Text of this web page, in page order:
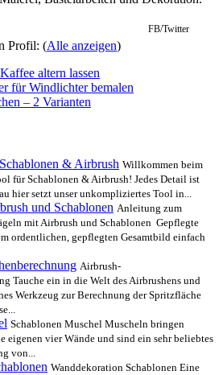
FB/Twitter
Profil: (Alle anzeigen)
altern lassen
für Windlichter bemalen
– 2 Varianten
& Airbrush Willkommen beim
für Schablonen & Airbrush! Jedes Detail ist
hier setzt unser unkompliziertes Tool in...
und Schablonen Anleitung zum
mit Airbrush und Schablonen Gepflegte
ordentlichen, gepflegten Gesamtbild einfach
Airbrush-
Tauche ein in die Welt des Airbrushens und
Werkzeug zur Berechnung der Spritzfläche
Schablonen Muschel Muscheln bringen
eigenen vier Wände und sind ein sehr beliebtes
von...
Wanddekoration Schablonen Eine